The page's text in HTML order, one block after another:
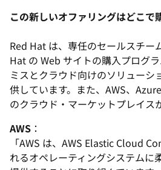
この新しいオファリングはどこで
Red Hat は、専任のセールスチー
Hat の Web サイトの購入プログ
ミスとクラウド向けのソリューシ
供しています。また、AWS、
のクラウド・マーケットプレイス
AWS ：
「AWS は、AWS Elastic Cloud
れるオペレーティングシステムに